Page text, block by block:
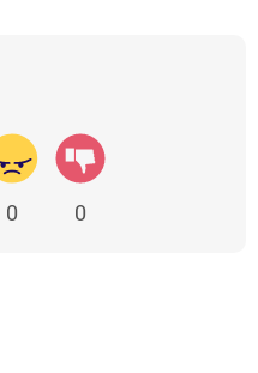
0 0